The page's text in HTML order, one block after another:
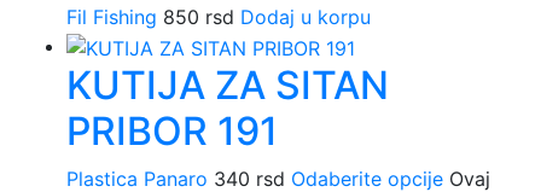
Fil Fishing 850 rsd Dodaj u korpu
KUTIJA ZA SITAN
PRIBOR 191
Plastica Panaro 340 rsd Odaberite opcije Ovaj